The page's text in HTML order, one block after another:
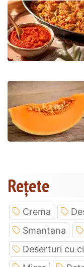
Rețete
Crema
Smantana
Deserturi cu